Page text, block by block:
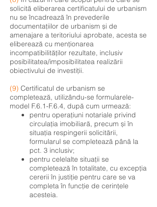
solicită eliberarea certificatului de urbanism
nu se încadrează în prevederile
documentațiilor de urbanism și de
amenajare a teritoriului aprobate, acesta se
eliberează cu menționarea
incompatibilităților rezultate, inclusiv
posibilitatea/imposibilitatea realizării
obiectivului de investiții.
(9) Certificatul de urbanism se
completează, utilizându-se formularele-
model F.6.1-F.6.4, după cum urmează:
pentru operațiuni notariale privind
circulația imobiliară, precum și în
situația respingerii solicitării,
formularul se completează până la
pct. 3 inclusiv;
pentru celelalte situații se
completează în totalitate, cu excepția
cererii în justiție pentru care se va
completa în funcție de cerințele
acesteia.